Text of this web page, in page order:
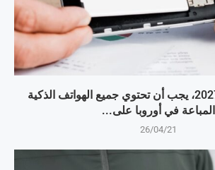
اعتبارًا من عام 2027، يجب أن تحتوي جميع الهواتف الذكية
المباعة في أوروبا على...
26/04/21